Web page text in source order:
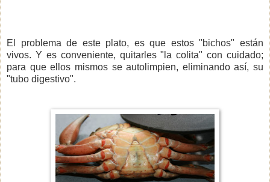
El problema de este plato, es que estos "bichos" están
vivos. Y es conveniente, quitarles "la colita" con cuidado;
para que ellos mismos se autolimpien, eliminando así, su
"tubo digestivo".